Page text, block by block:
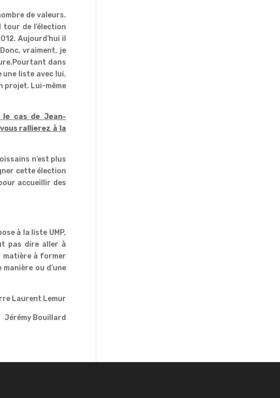
de valeurs.
de l’élection
Aujourd’hui il
vraiment, je
dans
liste avec lui.
projet. Lui-même
le cas de Jean-
rallierez à la
n’est plus
cette élection
accueillir des
à la liste UMP,
pas dire aller à
matière à former
ou d’une
Laurent Lemur
Jérémy Bouillard